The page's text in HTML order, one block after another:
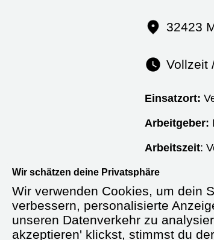
32423
Vollzeit
Einsatzort:
Arbeitgeber:
Arbeitszeit:
Starttermin:
Gehalt:Ab
Wir schätzen deine Privatsphäre
Wir verwenden Cookies, um dein
verbessern, personalisierte
unseren Datenverkehr zu
akzeptieren' klickst, stimmst du